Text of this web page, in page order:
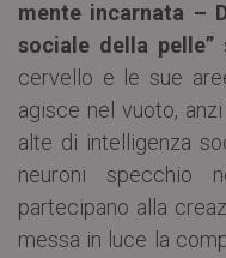
mente incarnata –
sociale della pelle”
cervello e le sue
agisce nel vuoto,
alte di intelligenza
neuroni specchio
partecipano alla
messa in luce la